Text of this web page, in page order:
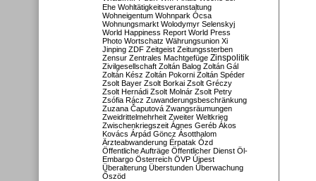
Ehe Wohltätigkeitsveranstaltung
Wohneigentum Wohnpark Ócsa
Wohnungsmarkt Wolodymyr Selenskyj
World Happiness Report World Press
Photo Wortschatz Währungsunion Xi
Jinping ZDF Zeitgeist Zeitungssterben
Zensur Zentrales Machtgefüge Zinspolitik
Zivilgesellschaft Zoltán Balog Zoltán Gál
Zoltán Kész Zoltán Pokorni Zoltán Spéder
Zsolt Bayer Zsolt Borkai Zsolt Gréczy
Zsolt Hernádi Zsolt Molnár Zsolt Petry
Zsófia Rácz Zuwanderungsbeschränkung
Zuzana Čaputová Zwangsräumungen
Zweidrittelmehrheit Zweiter Weltkrieg
Zwischenkriegszeit Ágnes Geréb Ákos
Kovács Árpád Göncz Ásotthalom
Ärzteabwanderung Érpatak Ózd
Öffentliche Aufträge Öffentlicher Dienst Öl-
Embargo Österreich ÖVP Újpest
Überalterung Überstunden Überwachung
Őszöd